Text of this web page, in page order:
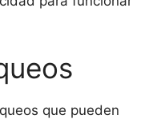
que pueden